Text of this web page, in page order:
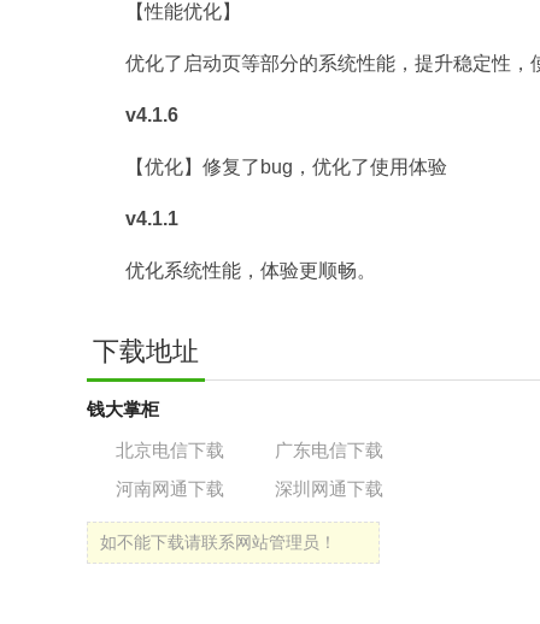
【性能优化】
优化了启动页等部分的系统性能，提升稳定性，
v4.1.6
【优化】修复了bug，优化了使用体验
v4.1.1
优化系统性能，体验更顺畅。
下载地址
钱大掌柜
北京电信下载
广东电信下载
河南网通下载
深圳网通下载
如不能下载请联系网站管理员！